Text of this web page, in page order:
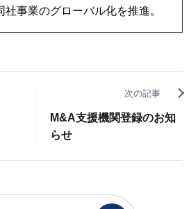
事業のグローバル化を推進。
次の記事
M&A支援機関登録のお知
らせ